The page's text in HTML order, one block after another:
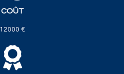
COÛT
12000 €